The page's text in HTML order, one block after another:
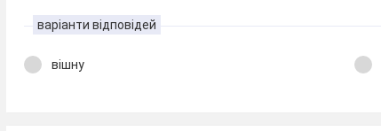
варіанти відповідей
вішну